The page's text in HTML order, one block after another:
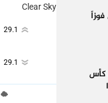
Clear Sky
29.1
29.1
كأس